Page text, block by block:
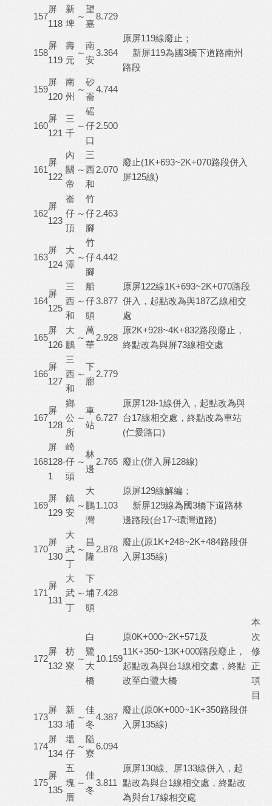
157
屏
118
新
埤
～
望
嘉
8.729
158
屏
119
壽
元
～
南
安
3.364
原屏119線廢止；
新屏119為國3橋下道路南州
路段
159
屏
120
南
州
～
砂
崙
4.744
160
屏
121
三
千
～
磘
仔
口
2.500
161
屏
122
內
關
帝
～
三
西
和
2.070
廢止(1K+693~2K+070路段併入
屏125線)
162
屏
123
崙
仔
頂
～
竹
仔
腳
2.463
163
屏
124
大
潭
～
竹
仔
腳
4.442
164
屏
125
三
西
和
～
船
仔
頭
3.877
原屏122線1K+693~2K+070路段
併入，起點改為與187乙線相交
處
165
屏
126
大
鵬
～
萬
華
2.928
原2K+928~4K+832路段廢止，
終點改為與屏73線相交處
166
屏
127
三
西
和
～
下
廍
2.779
167
屏
128
鄉
公
所
～
車
站
6.727
原屏128-1線併入，起點改為與
台17線相交處，終點改為車站
(仁愛路口)
168
屏
128-
1
崎
仔
頭
～
林
邊
2.765 廢止(併入屏128線)
169
屏
129
鎮
安
～
大
鵬
灣
1.103
原屏129線解編；
新屏129線為國3橋下道路林
邊路段(台17~環灣道路)
170
屏
130
大
武
丁
～
昌
隆
2.878
廢止(原1K+248~2K+484路段併
入屏135線)
171
屏
131
大
武
丁
～
下
埔
頭
7.428
172
屏
132
枋
寮
～
白
鷺
大
橋
10.159
原0K+000~2K+571及
11K+350~13K+000路段廢止，
起點改為與台1線相交處，終點
改至白鷺大橋
本
次
修
正
項
目
173
屏
133
新
埔
～
佳
冬
4.387
廢止(原0K+000~1K+350路段併
入屏135線)
174
屏
134
塭
仔
～
隘
寮
6.094
175
屏
135
五
塊
厝
～
佳
冬
3.811
原屏130線、屏133線併入，起
點改為與台1線相交處，終點改
為與台17線相交處